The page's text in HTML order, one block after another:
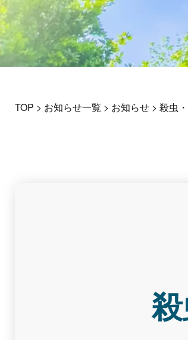
TOP > お知らせ一覧 > お知らせ > 殺虫